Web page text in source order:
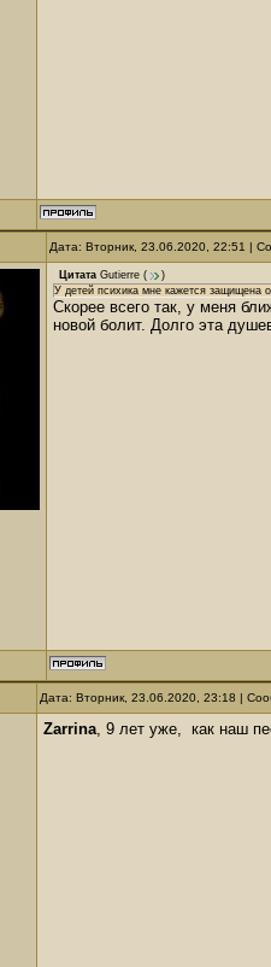
Дата: Вторник, 23.06.2020, 22:51 |
Цитата Gutierre (
)
У детей психика мне кажется защищена
Скорее всего так, у меня
новой болит. Долго эта
Дата: Вторник, 23.06.2020, 23:18 |
Zarrina, 9 лет уже, как наш